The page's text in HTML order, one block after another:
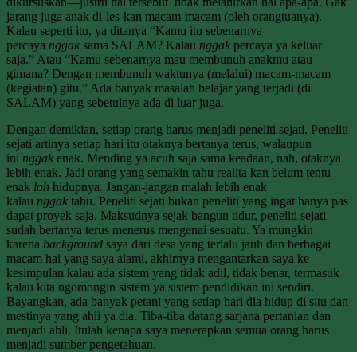
jarang juga anak di-les-kan macam-macam (oleh orangtuanya).
Kalau seperti itu, ya ditanya “Kamu itu sebenarnya
percaya nggak sama SALAM? Kalau nggak percaya ya keluar
saja.” Atau “Kamu sebenarnya mau membunuh anakmu atau
gimana? Dengan membunuh waktunya (melalui) macam-macam
(kegiatan) gitu.” Ada banyak masalah belajar yang terjadi (di
SALAM) yang sebetulnya ada di luar juga.
Dengan demikian, setiap orang harus menjadi peneliti sejati. Peneliti
sejati artinya setiap hari itu otaknya bertanya terus, walaupun
ini nggak enak. Mending ya acuh saja sama keadaan, nah, otaknya
lebih enak. Jadi orang yang semakin tahu realita kan belum tentu
enak loh hidupnya. Jangan-jangan malah lebih enak
kalau nggak tahu. Peneliti sejati bukan peneliti yang ingat hanya pas
dapat proyek saja. Maksudnya sejak bangun tidur, peneliti sejati
sudah bertanya terus menerus mengenai sesuatu. Ya mungkin
karena background saya dari desa yang terlalu jauh dan berbagai
macam hal yang saya alami, akhirnya mengantarkan saya ke
kesimpulan kalau ada sistem yang tidak adil, tidak benar, termasuk
kalau kita ngomongin sistem ya sistem pendidikan ini sendiri.
Bayangkan, ada banyak petani yang setiap hari dia hidup di situ dan
mestinya yang ahli ya dia. Tiba-tiba datang sarjana pertanian dan
menjadi ahli. Itulah kenapa saya menerapkan semua orang harus
menjadi sumber pengetahuan.